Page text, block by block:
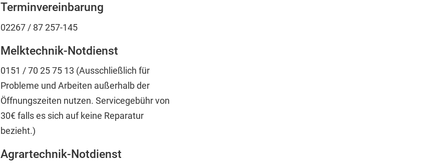
Terminvereinbarung
02267 / 87 257-145
Melktechnik-Notdienst
0151 / 70 25 75 13 (Ausschließlich für
Probleme und Arbeiten außerhalb der
Öffnungszeiten nutzen. Servicegebühr von
30€ falls es sich auf keine Reparatur
bezieht.)
Agrartechnik-Notdienst